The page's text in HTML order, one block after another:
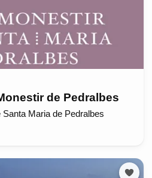
de Pedralbes
Maria de Pedralbes